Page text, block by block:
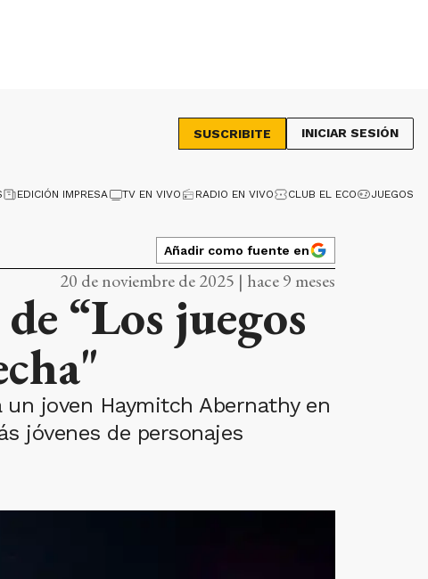
SUSCRIBITE INICIAR SESIÓN
EDICIÓN IMPRESA TV EN VIVO RADIO EN VIVO CLUB EL ECO JUEGOS
Añadir como fuente en
20 de noviembre de 2025 | hace 9 meses
“Los juegos
joven Haymitch Abernathy en
jóvenes de personajes